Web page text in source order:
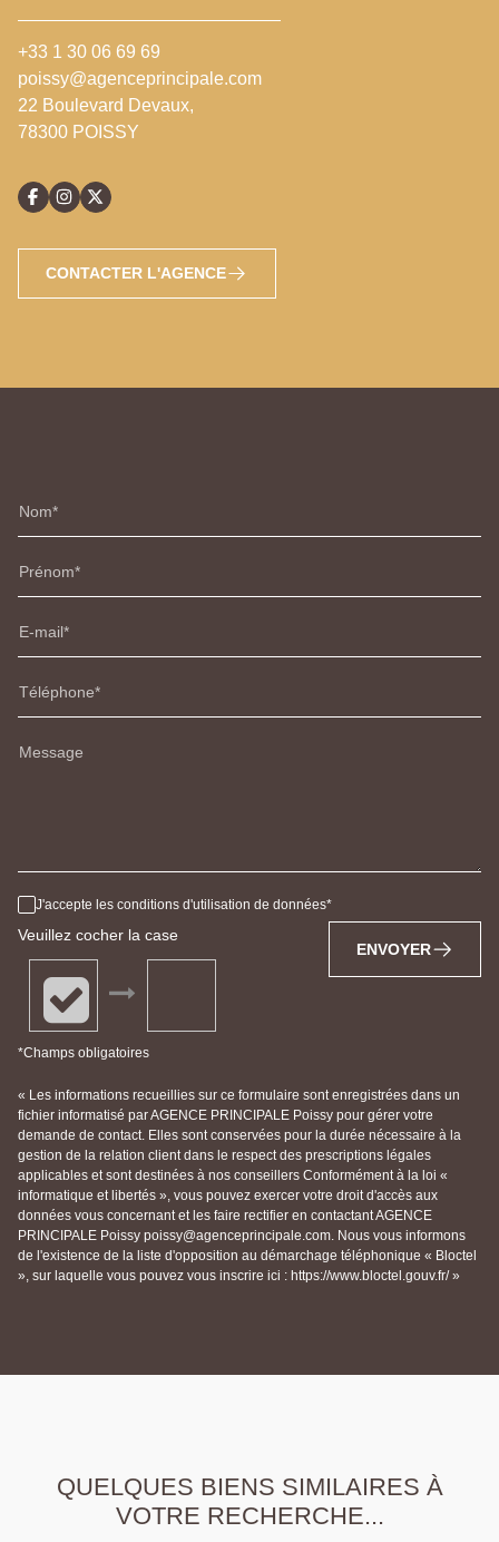
+33 1 30 06 69 69
poissy@agenceprincipale.com
22 Boulevard Devaux,
78300 POISSY
CONTACTER L'AGENCE
Nom
Prénom
E-mail
Téléphone
Message
J'accepte les conditions d'utilisation de données
Veuillez cocher la case
*Champs obligatoires
ENVOYER
« Les informations recueillies sur ce formulaire sont enregistrées dans un
fichier informatisé par AGENCE PRINCIPALE Poissy pour gérer votre
demande de contact. Elles sont conservées pour la durée nécessaire à la
gestion de la relation client dans le respect des prescriptions légales
applicables et sont destinées à nos conseillers Conformément à la loi «
informatique et libertés », vous pouvez exercer votre droit d'accès aux
données vous concernant et les faire rectifier en contactant AGENCE
PRINCIPALE Poissy poissy@agenceprincipale.com. Nous vous informons
de l'existence de la liste d'opposition au démarchage téléphonique « Bloctel
», sur laquelle vous pouvez vous inscrire ici : https://www.bloctel.gouv.fr/ »
QUELQUES BIENS SIMILAIRES À
VOTRE RECHERCHE...